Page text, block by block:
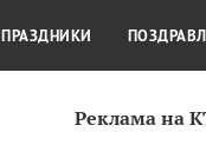
Реклама на
КУЛЬТУРА
ПРАЗДНИКИ